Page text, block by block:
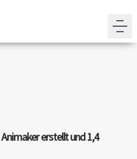
erstellt und 1,4